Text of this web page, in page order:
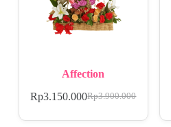
Affection
Rp3.900.000
Rp3.150.000